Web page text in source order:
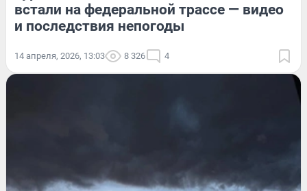
встали на федеральной трассе — видео
и последствия непогоды
14 апреля, 2026, 13:03 8 326 4